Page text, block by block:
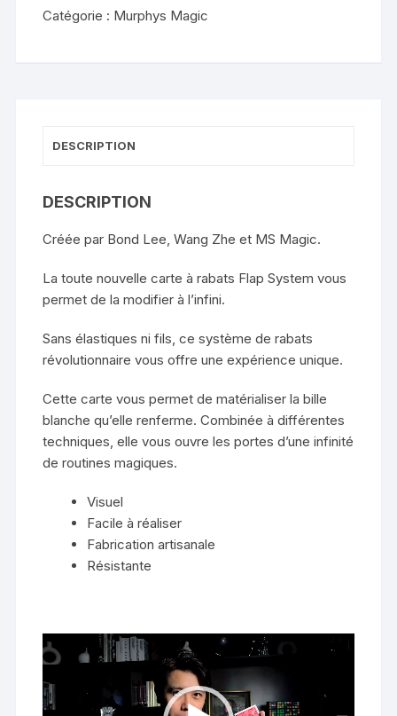
Card
MS
Catégorie : Murphys Magic
DESCRIPTION
DESCRIPTION
Créée par Bond Lee, Wang Zhe et MS Magic.
La toute nouvelle carte à rabats Flap System vous
permet de la modifier à l’infini.
Sans élastiques ni fils, ce système de rabats
révolutionnaire vous offre une expérience unique.
Cette carte vous permet de matérialiser la bille
blanche qu’elle renferme. Combinée à différentes
techniques, elle vous ouvre les portes d’une infinité
de routines magiques.
Visuel
Facile à réaliser
Fabrication artisanale
Résistante
Lecteur
vidéo